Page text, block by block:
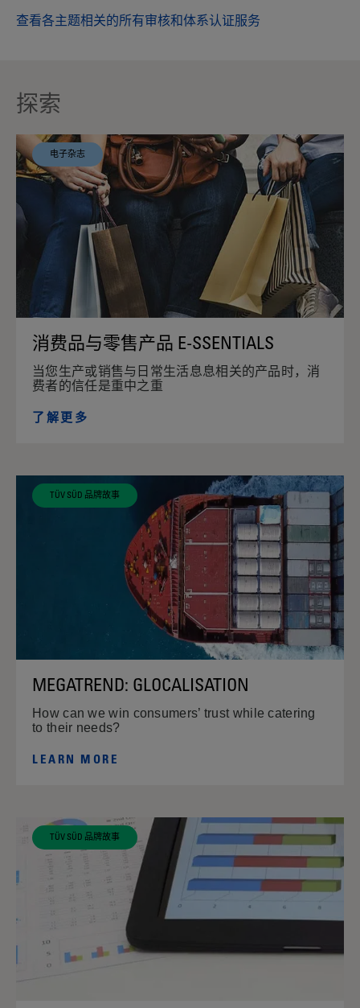
查看各主题相关的所有审核和体系认证服务
探索
电子杂志
消费品与零售产品 E-SSENTIALS
当您生产或销售与日常生活息息相关的产品时，消
费者的信任是重中之重
了解更多
TÜV SÜD 品牌故事
MEGATREND: GLOCALISATION
How can we win consumers’ trust while catering
to their needs?
LEARN MORE
TÜV SÜD 品牌故事